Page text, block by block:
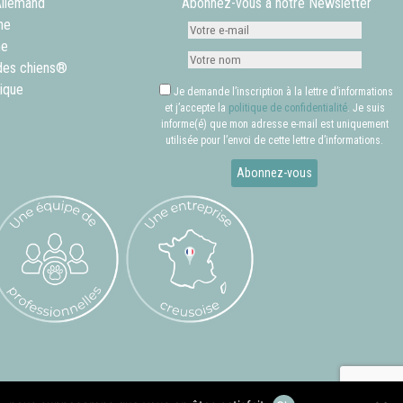
chiens®
Abonnez-vous à notre Newsletter
Je demande l’inscription à la lettre d’informations
et j’accepte la politique de confidentialité. Je suis
informe(é) que mon adresse e-mail est uniquement
utilisée pour l’envoi de cette lettre d’informations.